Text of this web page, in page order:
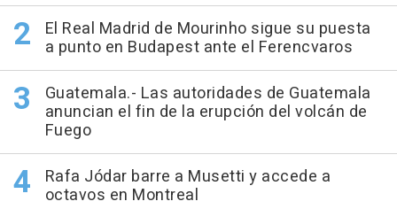
El Real Madrid de Mourinho sigue su puesta
a punto en Budapest ante el Ferencvaros
Guatemala.- Las autoridades de Guatemala
anuncian el fin de la erupción del volcán de
Fuego
Rafa Jódar barre a Musetti y accede a
octavos en Montreal